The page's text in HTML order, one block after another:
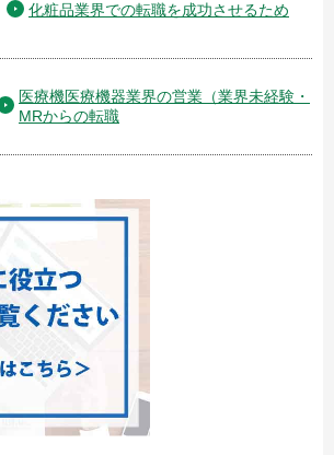
化粧品業界での転職を成功させるため
医療機医療機器業界の営業（業界未経験・
MRからの転職